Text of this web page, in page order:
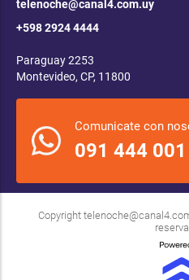
telenoche@canal4.com.uy
+598 2924 4444
Paraguay 2253
Montevideo, CP, 11800
Comunicate con
091 444 001
Copyright